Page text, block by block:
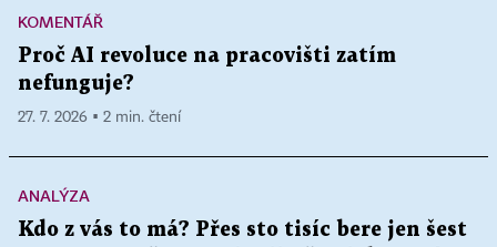
KOMENTÁŘ
Proč AI revoluce na pracovišti zatím
nefunguje?
27. 7. 2026 ▪ 2 min. čtení
ANALÝZA
Kdo z vás to má? Přes sto tisíc bere jen šest